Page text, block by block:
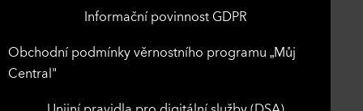
Informační povinnost GDPR
Obchodní podmínky věrnostního programu „Můj
Central"